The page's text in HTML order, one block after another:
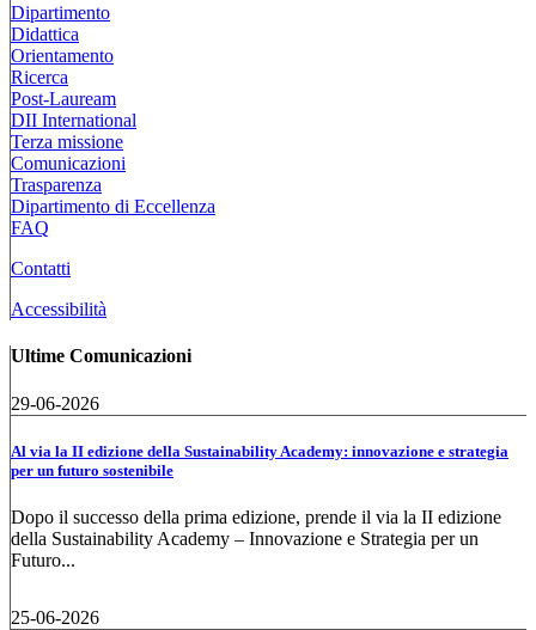
Dipartimento
Didattica
Orientamento
Ricerca
Post-Lauream
DII International
Terza missione
Comunicazioni
Trasparenza
Dipartimento di Eccellenza
FAQ
Contatti
Accessibilità
Ultime Comunicazioni
29-06-2026
Al via la II edizione della Sustainability Academy: innovazione e strategia
per un futuro sostenibile
Dopo il successo della prima edizione, prende il via la II edizione
della Sustainability Academy – Innovazione e Strategia per un
Futuro...
25-06-2026